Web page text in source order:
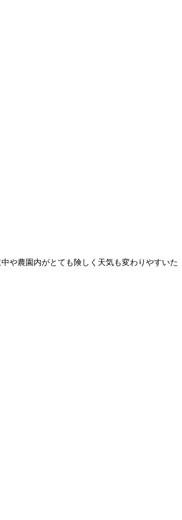
や農園内がとても険しく天気も変わりやすいた